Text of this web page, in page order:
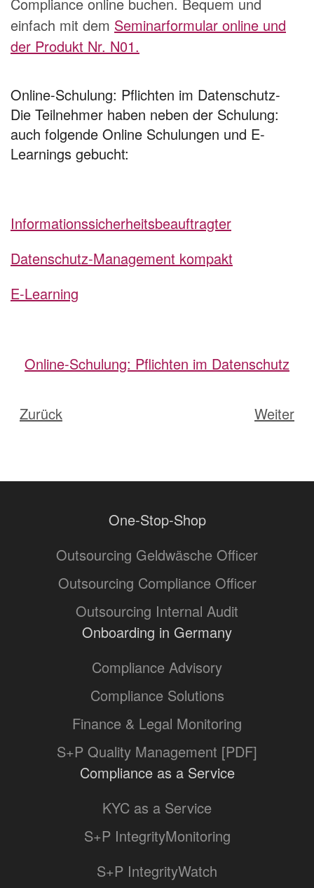
einfach mit dem Seminarformular online und
der Produkt Nr. N01.
Online-Schulung: Pflichten im Datenschutz-
Die Teilnehmer haben neben der Schulung:
auch folgende Online Schulungen und E-
Learnings gebucht:
Informationssicherheitsbeauftragter
Datenschutz-Management kompakt
E-Learning
Online-Schulung: Pflichten im Datenschutz
Zurück Weiter
One-Stop-Shop
Outsourcing Geldwäsche Officer
Outsourcing Compliance Officer
Outsourcing Internal Audit
Onboarding in Germany
Compliance Advisory
Compliance Solutions
Finance & Legal Monitoring
S+P Quality Management [PDF]
Compliance as a Service
KYC as a Service
S+P IntegrityMonitoring
S+P IntegrityWatch